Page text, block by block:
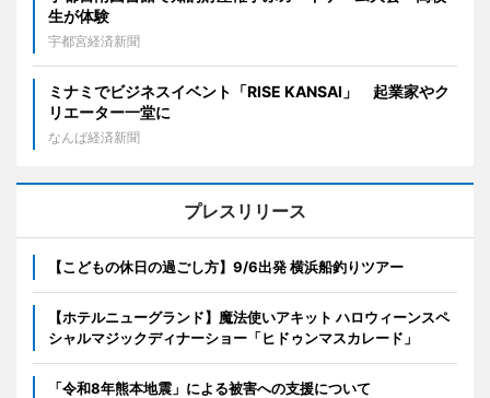
生が体験
宇都宮経済新聞
ミナミでビジネスイベント「RISE KANSAI」 起業家やク
リエーター一堂に
なんば経済新聞
プレスリリース
【こどもの休日の過ごし方】9/6出発 横浜船釣りツアー
【ホテルニューグランド】魔法使いアキット ハロウィーンスペ
シャルマジックディナーショー「ヒドゥンマスカレード」
「令和8年熊本地震」による被害への支援について